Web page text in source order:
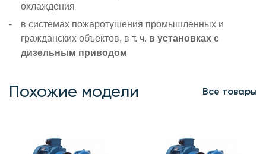
охлаждения
в системах пожаротушения промышленных и
гражданских объектов, в т. ч. в установках с
дизельным приводом
Похожие модели Все товары